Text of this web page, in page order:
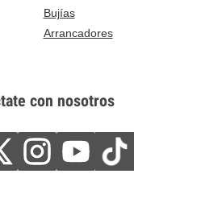
Bujías
Arrancadores
con nosotros